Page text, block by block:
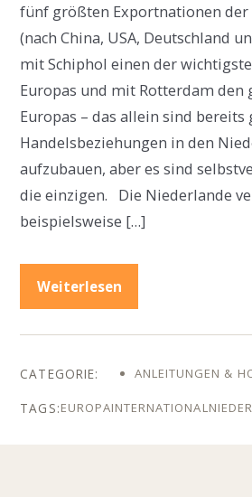
fünf größten Exportnationen der
(nach China, USA, Deutschland
mit Schiphol einen der
Europas und mit Rotterdam den
Europas – das allein sind bereits
Handelsbeziehungen in den
aufzubauen, aber es sind
die einzigen. Die Niederlande
beispielsweise […]
Weiterlesen
ANLEITUNGEN &
EUROPAINTERNATIONAL